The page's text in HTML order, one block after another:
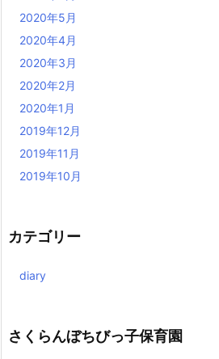
2020年5月
2020年4月
2020年3月
2020年2月
2020年1月
2019年12月
2019年11月
2019年10月
カテゴリー
diary
さくらんぼちびっ子保育園